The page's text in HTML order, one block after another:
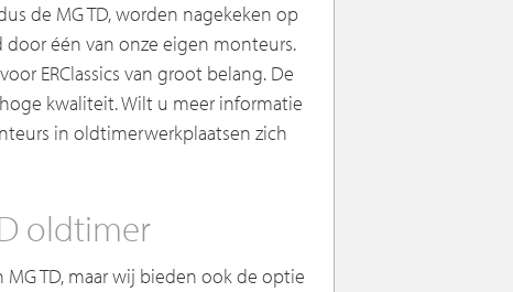
de MG TD, worden nagekeken op
één van onze eigen monteurs.
ERClassics van groot belang. De
kwaliteit. Wilt u meer informatie
in oldtimerwerkplaatsen zich
oldtimer
TD, maar wij bieden ook de optie